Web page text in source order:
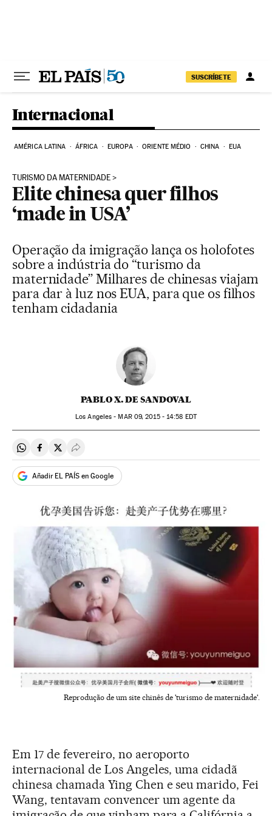
SUSCRÍBETE
Internacional
AMÉRICA LATINA ÁFRICA EUROPA ORIENTE MÉDIO CHINA EUA
TURISMO DA MATERNIDADE
Elite chinesa quer filhos
‘made in USA’
Operação da imigração lança os holofotes
sobre a indústria do “turismo da
maternidade” Milhares de chinesas viajam
para dar à luz nos EUA, para que os filhos
tenham cidadania
PABLO X. DE SANDOVAL
Los Angeles -MAR09, 2015 - 14:58 EDT
Compartir en Whatsapp
Compartir en Facebook
Compartir en Twitter
Desplegar Redes Sociales
Añadir EL PAÍS en Google
Reprodução de um site chinês de 'turismo de maternidade'.
Em 17 de fevereiro, no aeroporto
internacional de Los Angeles, uma cidadã
chinesa chamada Ying Chen e seu marido, Fei
Wang, tentavam convencer um agente da